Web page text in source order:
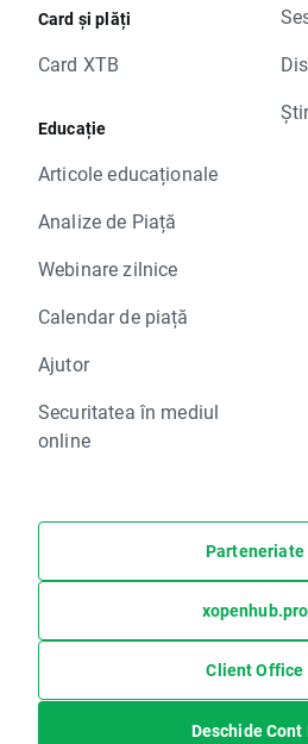
Card și plăți
Card XTB
Educație
Articole educaționale
Analize de Piață
Webinare zilnice
Calendar de piață
Ajutor
Securitatea în mediul
online
Parteneriate
xopenhub.pro
Client Office
Deschide Cont